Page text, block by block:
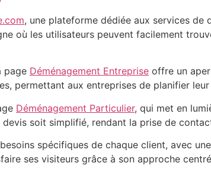
, une plateforme dédiée aux services de
où les utilisateurs peuvent facilement
page Déménagement Entreprise offre un
permettant aux entreprises de planifier
Déménagement Particulier, qui met en
devis soit simplifié, rendant la prise de
spécifiques de chaque client, avec
ses visiteurs grâce à son approche